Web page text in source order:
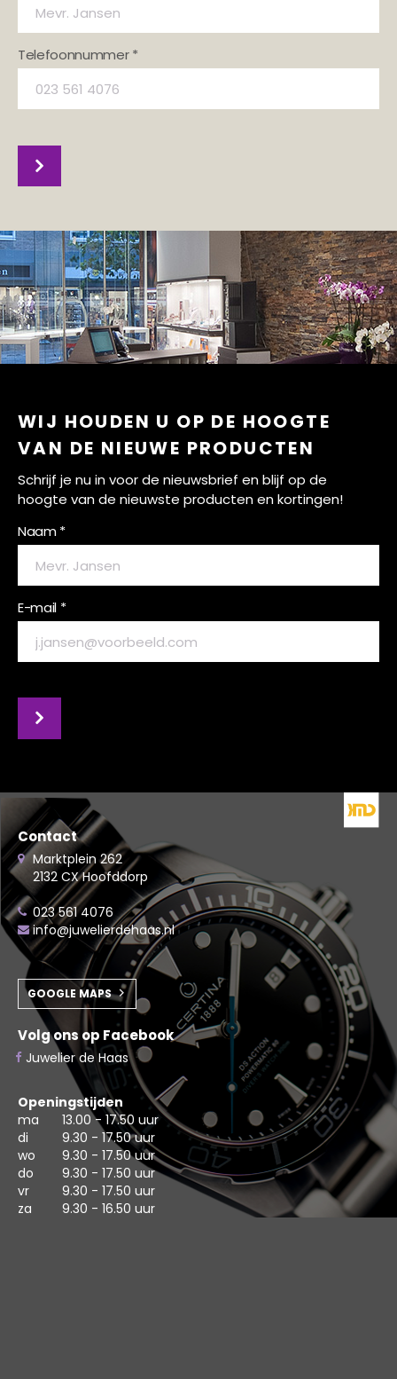
Telefoonnummer *
WIJ HOUDEN U OP DE HOOGTE
VAN DE NIEUWE PRODUCTEN
Schrijf je nu in voor de nieuwsbrief en blijf op de
hoogte van de nieuwste producten en kortingen!
Naam *
E-mail *
Contact
Marktplein 262
2132 CX Hoofddorp
023 561 4076
info@juwelierdehaas.nl
GOOGLE MAPS
Volg ons op Facebook
Juwelier de Haas
Openingstijden
ma
13.00 - 17.50 uur
di
9.30 - 17.50 uur
wo
9.30 - 17.50 uur
do
9.30 - 17.50 uur
vr
9.30 - 17.50 uur
za
9.30 - 16.50 uur